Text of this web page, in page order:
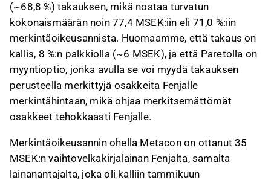
(~68,8 %) takauksen, mikä nostaa turvatun
kokonaismäärän noin 77,4 MSEK:iin eli 71,0 %:iin
merkintäoikeusannista. Huomaamme, että takaus on
kallis, 8 %:n palkkiolla (~6 MSEK), ja että Paretolla on
myyntioptio, jonka avulla se voi myydä takauksen
perusteella merkittyjä osakkeita Fenjalle
merkintähintaan, mikä ohjaa merkitsemättömät
osakkeet tehokkaasti Fenjalle.
Merkintäoikeusannin ohella Metacon on ottanut 35
MSEK:n vaihtovelkakirjalainan Fenjalta, samalta
lainanantajalta, joka oli kalliin tammikuun